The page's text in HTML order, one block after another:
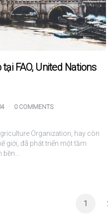
FAO, United Nations
0 COMMENTS
Organization, hay còn
giới, đã phát triển một tầm
1